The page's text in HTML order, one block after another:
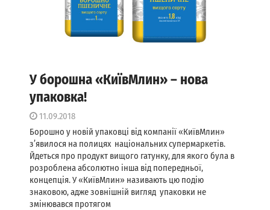
У борошна «КиївМлин» – нова
упаковка!
11.09.2018
Борошно у новій упаковці від компанії «КиївМлин»
з’явилося на полицях національних супермаркетів.
Йдеться про продукт вищого гатунку, для якого була в
розроблена абсолютно інша від попередньої,
концепція. У «КиївМлин» називають цю подію
знаковою, адже зовнішній вигляд упаковки не
змінювався протягом